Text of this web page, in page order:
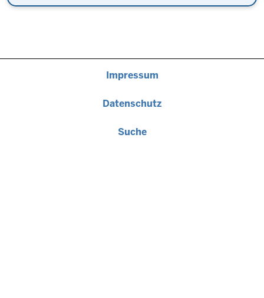
Impressum
Datenschutz
Suche